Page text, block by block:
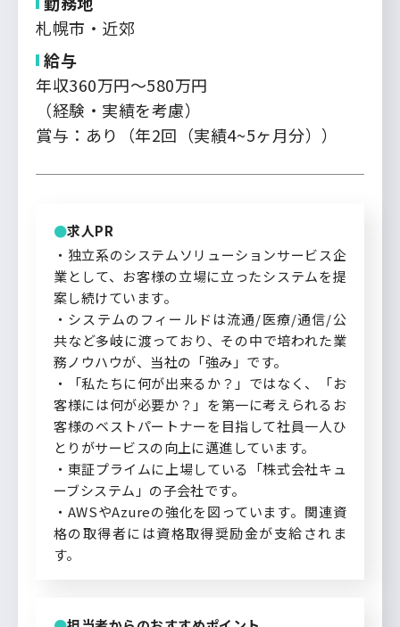
札幌市・近郊
給与
年収360万円～580万円
（経験・実績を考慮）
賞与：あり（年2回（実績4~5ヶ月分））
求人PR
・独立系のシステムソリューションサービス企
業として、お客様の立場に立ったシステムを提
案し続けています。
・システムのフィールドは流通/医療/通信/公
共など多岐に渡っており、その中で培われた業
務ノウハウが、当社の「強み」です。
・「私たちに何が出来るか？」ではなく、「お
客様には何が必要か？」を第一に考えられるお
客様のベストパートナーを目指して社員一人ひ
とりがサービスの向上に邁進しています。
・東証プライムに上場している「株式会社キュ
ーブシステム」の子会社です。
・AWSやAzureの強化を図っています。関連資
格の取得者には資格取得奨励金が支給されま
す。